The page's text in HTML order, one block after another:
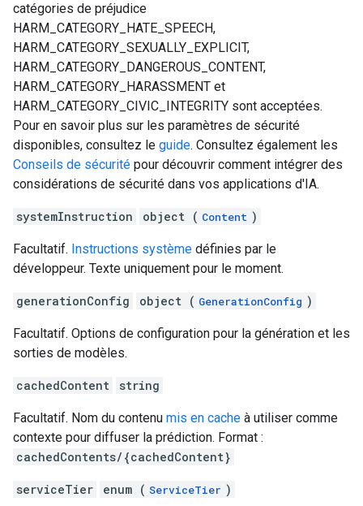
catégories de préjudice
HARM_CATEGORY_HATE_SPEECH,
HARM_CATEGORY_SEXUALLY_EXPLICIT,
HARM_CATEGORY_DANGEROUS_CONTENT,
HARM_CATEGORY_HARASSMENT et
HARM_CATEGORY_CIVIC_INTEGRITY sont acceptées.
Pour en savoir plus sur les paramètres de sécurité
disponibles, consultez le guide. Consultez également les
Conseils de sécurité pour découvrir comment intégrer des
considérations de sécurité dans vos applications d'IA.
systemInstruction object ( Content )
Facultatif. Instructions système définies par le
développeur. Texte uniquement pour le moment.
generationConfig object ( GenerationConfig )
Facultatif. Options de configuration pour la génération et les
sorties de modèles.
cachedContent string
Facultatif. Nom du contenu mis en cache à utiliser comme
contexte pour diffuser la prédiction. Format :
cachedContents/{cachedContent}
serviceTier enum ( ServiceTier )